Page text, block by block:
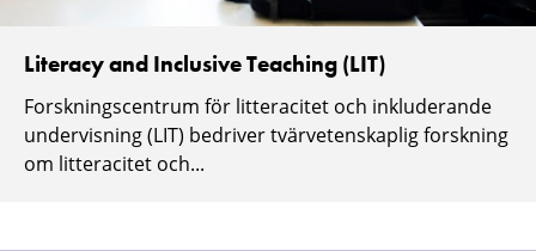
Literacy and Inclusive Teaching (LIT)
Forskningscentrum för litteracitet och inkluderande
undervisning (LIT) bedriver tvärvetenskaplig forskning
om litteracitet och...